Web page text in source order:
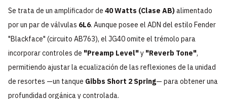
Se trata de un amplificador de 40 Watts (Clase AB)alimentado
por un par de válvulas 6L6. Aunque posee el ADN del estilo Fender
"Blackface" (circuito AB763), el JG40 omite el trémolo para
incorporar controles de "Preamp Level"y "Reverb Tone",
permitiendo ajustar la ecualización de las reflexiones de la unidad
de resortes —un tanque Gibbs Short 2 Spring— para obtener una
profundidad orgánica y controlada.